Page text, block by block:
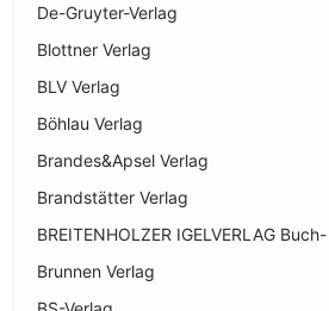
De-Gruyter-Verlag
Blottner Verlag
BLV Verlag
Böhlau Verlag
Brandes&Apsel Verlag
Brandstätter Verlag
BREITENHOLZER IGELVERLAG
Brunnen Verlag